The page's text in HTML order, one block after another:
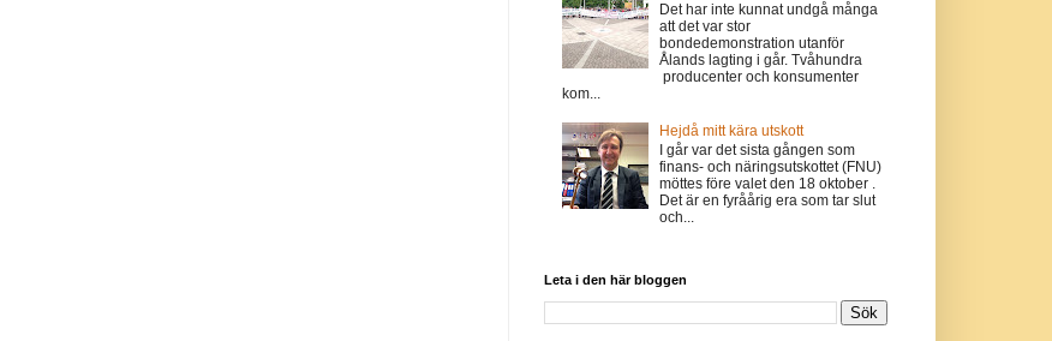
Det har inte kunnat undgå många
att det var stor
bondedemonstration utanför
Ålands lagting i går. Tvåhundra
producenter och konsumenter
kom...
Hejdå mitt kära utskott
I går var det sista gången som
finans- och näringsutskottet (FNU)
möttes före valet den 18 oktober .
Det är en fyråårig era som tar slut
och...
Leta i den här bloggen